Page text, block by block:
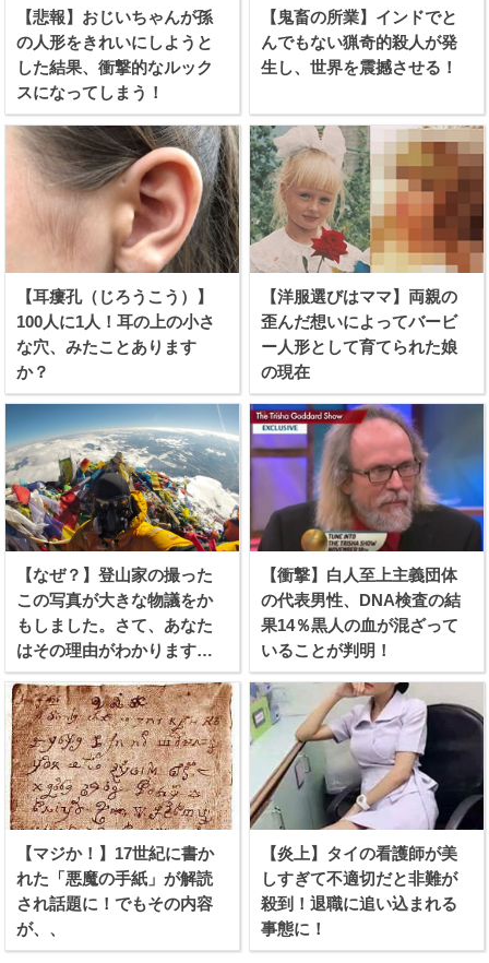
【悲報】おじいちゃんが孫
の人形をきれいにしようと
した結果、衝撃的なルック
スになってしまう！
【鬼畜の所業】インドでと
んでもない猟奇的殺人が発
生し、世界を震撼させる！
【耳瘻孔（じろうこう）】
100人に1人！耳の上の小さ
な穴、みたことあります
か？
【洋服選びはママ】両親の
歪んだ想いによってバービ
ー人形として育てられた娘
の現在
【なぜ？】登山家の撮った
この写真が大きな物議をか
もしました。さて、あなた
はその理由がわかります
か？
【衝撃】白人至上主義団体
の代表男性、DNA検査の結
果14％黒人の血が混ざって
いることが判明！
【マジか！】17世紀に書か
れた「悪魔の手紙」が解読
され話題に！でもその内容
が、、
【炎上】タイの看護師が美
しすぎて不適切だと非難が
殺到！退職に追い込まれる
事態に！